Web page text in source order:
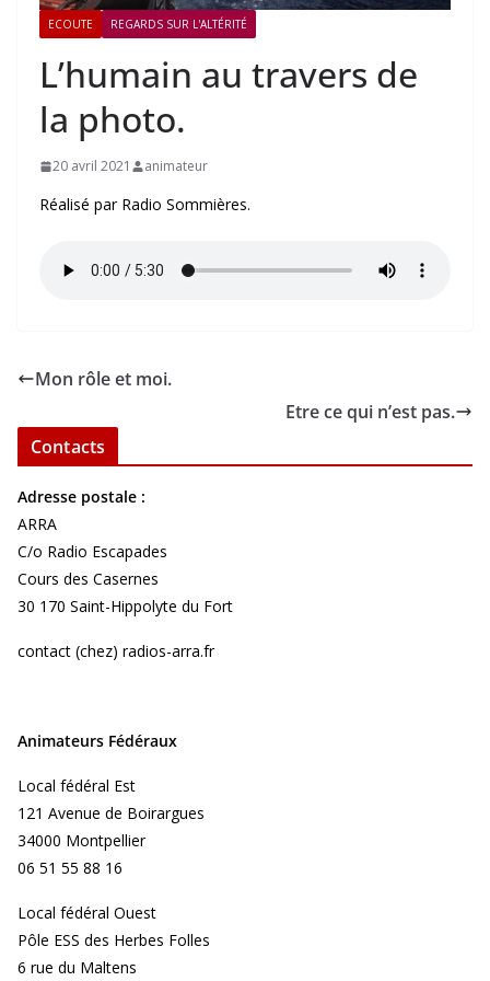
ECOUTE REGARDS SUR L'ALTÉRITÉ
L’humain au travers de
la photo.
20 avril 2021 animateur
Réalisé par Radio Sommières.
Mon rôle et moi.
Etre ce qui n’est pas.
Contacts
Adresse postale :
ARRA
C/o Radio Escapades
Cours des Casernes
30 170 Saint-Hippolyte du Fort
contact (chez) radios-arra.fr
Animateurs Fédéraux
Local fédéral Est
121 Avenue de Boirargues
34000 Montpellier
06 51 55 88 16
Local fédéral Ouest
Pôle ESS des Herbes Folles
6 rue du Maltens